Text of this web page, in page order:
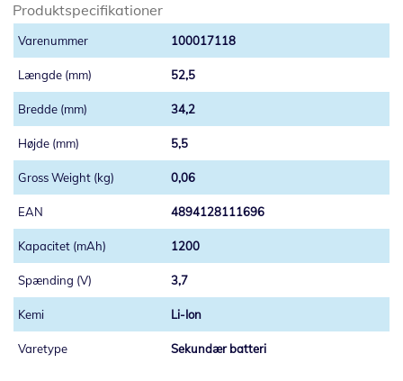
Produktspecifikationer
100017118
52,5
34,2
5,5
0,06
4894128111696
1200
3,7
Li-Ion
Sekundær batteri